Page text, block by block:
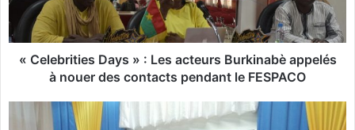
r
i
t
« Celebrities Days » : Les acteurs Burkinabè appelés
à nouer des contacts pendant le FESPACO